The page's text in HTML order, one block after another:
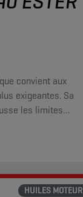
convient aux
exigeantes. Sa
les limites
HUILES MOTEUR